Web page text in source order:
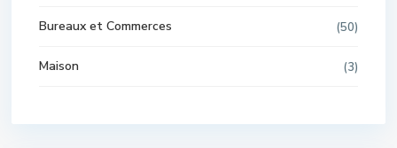
Bureaux et Commerces (50)
Maison (3)